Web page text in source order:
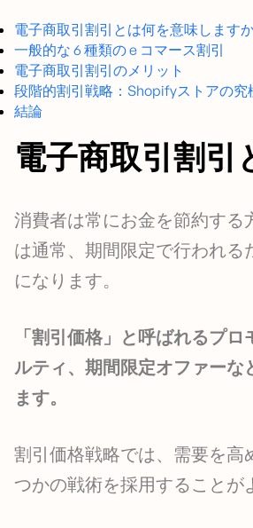
電子商取引割引とは何を意味します
一般的な 6 種類の e コマース割引
電子商取引割引のメリット
段階的割引戦略：Shopifyストアの究
結論
電子商取引割
消費者は常にお金を節約す
は通常、期間限定で行われる
になります。
「割引価格」と呼ばれるプ
ルティ、期間限定オファー
ます。
割引価格戦略では、需要を高
つかの戦術を採用することが